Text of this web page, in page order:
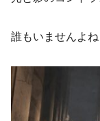
誰もいませんよ